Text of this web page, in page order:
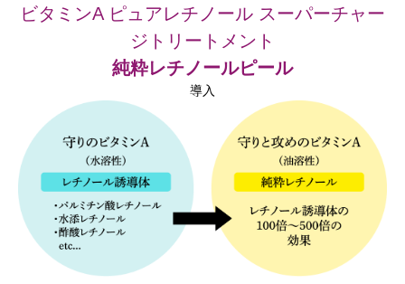
ビタミンA ピュアレチノール スーパーチャー
ジトリートメント
純粋レチノールピール
導入